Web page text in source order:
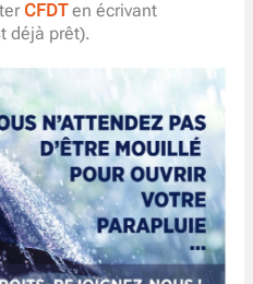
CFDTen écrivant
déjà prêt).